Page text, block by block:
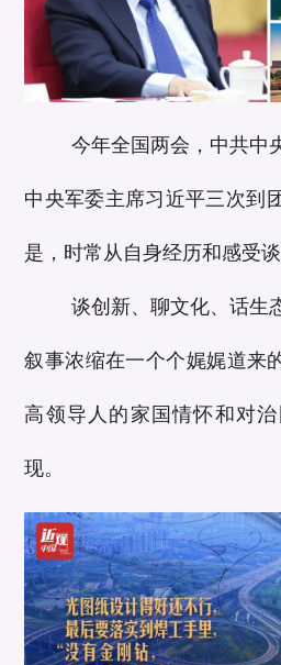
今年全国两会，中共中
中央军委主席习近平三次到
是，时常从自身经历和感受谈
谈创新、聊文化、话
叙事浓缩在一个个娓娓道来
高领导人的家国情怀和对
现。